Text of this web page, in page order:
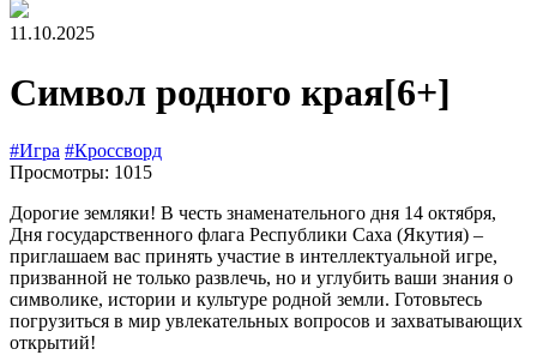
11.10.2025
Символ родного края[6+]
#Игра #Кроссворд
Просмотры: 1015
Дорогие земляки! В честь знаменательного дня 14 октября,
Дня государственного флага Республики Саха (Якутия) –
приглашаем вас принять участие в интеллектуальной игре,
призванной не только развлечь, но и углубить ваши знания о
символике, истории и культуре родной земли. Готовьтесь
погрузиться в мир увлекательных вопросов и захватывающих
открытий!